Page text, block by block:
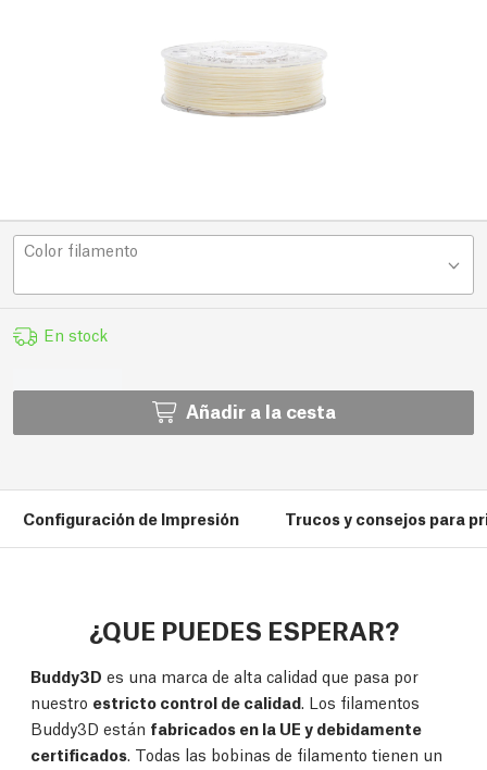
Color filamento
En stock
Añadir a la cesta
Configuración de Impresión Trucos y consejos para
¿QUE PUEDES ESPERAR?
Buddy3D es una marca de alta calidad que pasa por
nuestro estricto control de calidad. Los filamentos
Buddy3D están fabricados en la UE y debidamente
certificados. Todas las bobinas de filamento tienen un